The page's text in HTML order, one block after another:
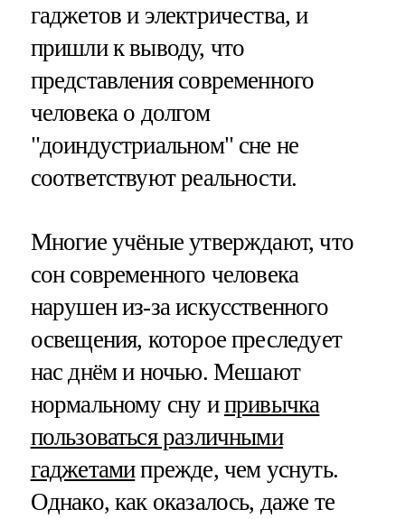
гаджетов и электричества, и
пришли к выводу, что
представления современного
человека о долгом
"доиндустриальном" сне не
соответствуют реальности.
Многие учёные утверждают, что
сон современного человека
нарушен из-за искусственного
освещения, которое преследует
нас днём и ночью. Мешают
нормальному сну ипривычка
пользоваться различными
гаджетамипрежде, чем уснуть.
Однако, как оказалось, даже те